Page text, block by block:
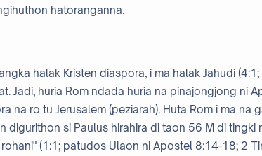
hatoranganna.
halak Kristen diaspora, i ma halak Jahudi
Jadi, huria Rom ndada huria na pinajongjong ni
na ro tu Jerusalem (peziarah). Huta Rom i ma na
digurithon si Paulus hirahira di taon 56 M di tingki
(1:1; patudos Ulaon ni Apostel 8:14-18; 2